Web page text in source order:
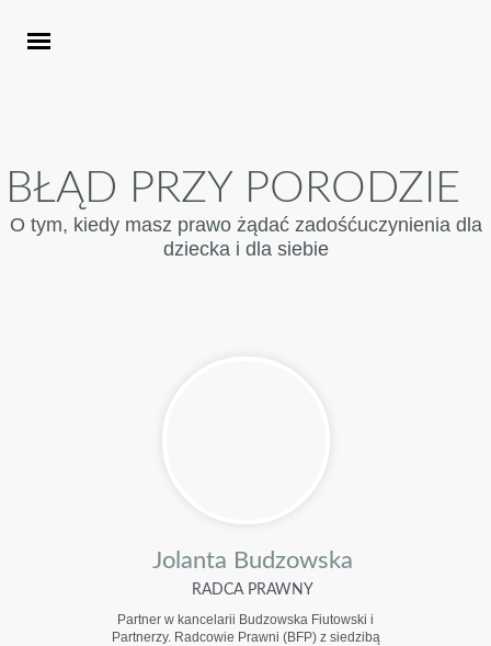
BŁĄD PRZY PORODZIE
O tym, kiedy masz prawo żądać zadośćuczynienia dla
dziecka i dla siebie
Jolanta Budzowska
RADCA PRAWNY
Partner w kancelarii Budzowska Fiutowski i
Partnerzy. Radcowie Prawni (BFP) z siedzibą